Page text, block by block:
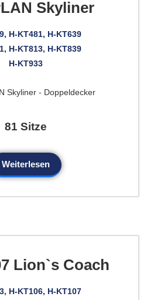
Skyliner
H-KT481, H-KT639
H-KT813, H-KT839
H-KT933
81 Sitze
Weiterlesen
Lion`s Coach
H-KT106, H-KT107